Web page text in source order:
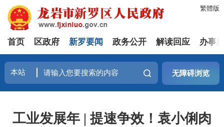
繁體版
首页 区政府 新罗要闻 政务公开 解读回应 办事
无障碍浏览
工业发展年 | 提速争效！袁小俐肉